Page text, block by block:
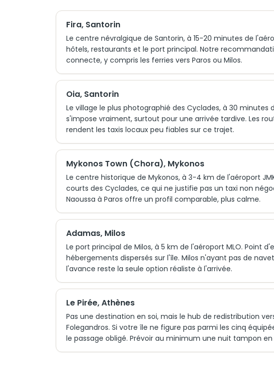
Fira, Santorin
Le centre névralgique de Santorin, à 15-20 minutes de
hôtels, restaurants et le port principal. Notre
connecte, y compris les ferries vers Paros ou Milos.
Oia, Santorin
Le village le plus photographié des Cyclades, à 30
s'impose vraiment, surtout pour une arrivée tardive. Les
rendent les taxis locaux peu fiables sur ce trajet.
Mykonos Town (Chora), Mykonos
Le centre historique de Mykonos, à 3-4 km de l'aéroport
courts des Cyclades, ce qui ne justifie pas un taxi non
Naoussa à Paros offre un profil comparable, plus calme.
Adamas, Milos
Le port principal de Milos, à 5 km de l'aéroport MLO. Point
hébergements dispersés sur l'île. Milos n'ayant pas de
l'avance reste la seule option réaliste à l'arrivée.
Le Pirée, Athènes
Pas une destination en soi, mais le hub de redistribution
Folegandros. Si votre île ne figure pas parmi les cinq
le passage obligé. Prévoir au minimum une nuit tampon